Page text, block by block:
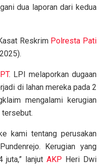
dua laporan dari kedua
Reskrim Polresta Pati
PT. LPI melaporkan dugaan
di lahan mereka pada 2
mengalami kerugian
tersebut.
kami tentang perusakan
Pundenrejo. Kerugian yang
juta,” lanjutAKP Heri Dwi